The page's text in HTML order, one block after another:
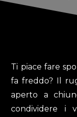
Ti piace fare
fa freddo? Il
aperto a
condividere i